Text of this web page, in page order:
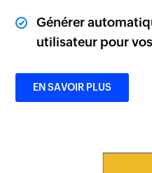
Générer
utilisateur pour
EN SAVOIR PLUS